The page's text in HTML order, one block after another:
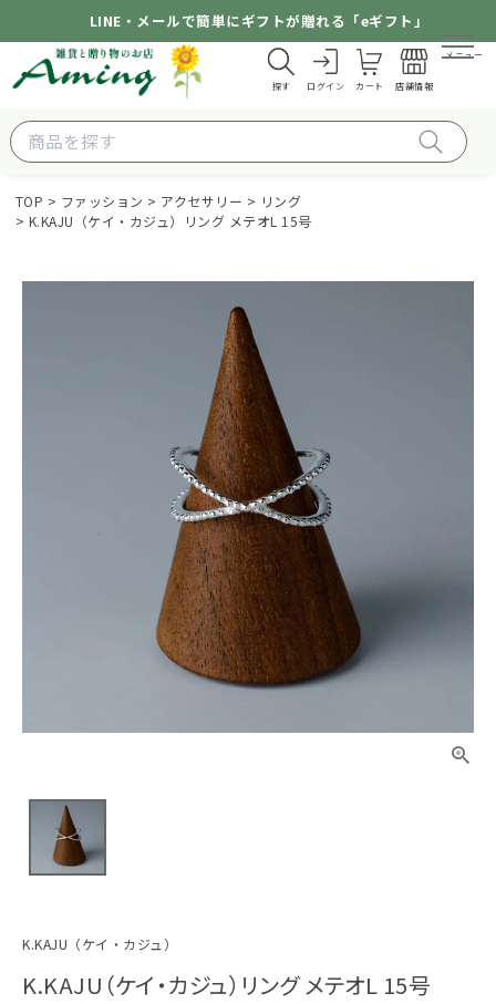
LINE・メールで簡単にギフトが贈れる「eギフト」
探す ログイン カート 店舗情報
メニュー
TOP ファッション アクセサリー
リング
K.KAJU（ケイ・カジュ）リング メテオL 15号
K.KAJU（ケイ・カジュ）
K.KAJU（ケイ・カジュ）リング メテオL 15号